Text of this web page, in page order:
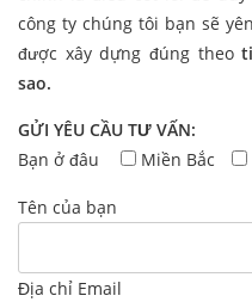
công ty chúng tôi bạn sẽ
được xây dựng đúng theo
sao.
GỬI YÊU CẦU TƯ VẤN:
Bạn ở đâu
Miền Bắc
Tên của bạn
Địa chỉ Email